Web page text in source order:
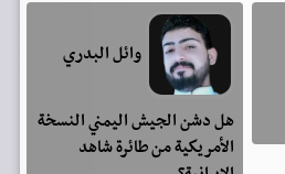
وائل البدري
هل دشن الجيش اليمني النسخة
الأمريكية من طائرة شاهد